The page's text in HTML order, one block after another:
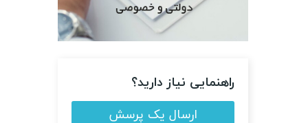
راهنمایی نیاز دارید؟
ارسال یک پرسش